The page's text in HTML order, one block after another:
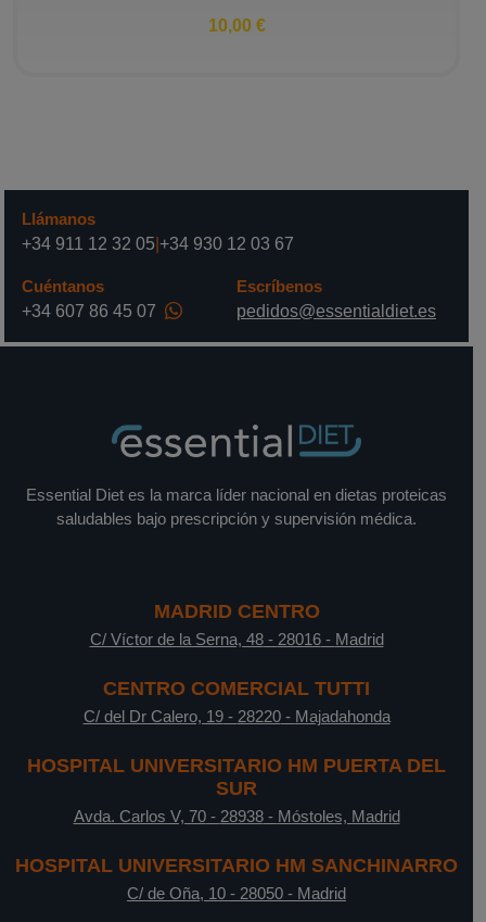
10,00 €
Llámanos
+34 911 12 32 05 +34 930 12 03 67
Cuéntanos
+34 607 86 45 07
Escríbenos
pedidos@essentialdiet.es
Essential Diet es la marca líder nacional en dietas proteicas
saludables bajo prescripción y supervisión médica.
MADRID CENTRO
C/ Víctor de la Serna, 48- 28016- Madrid
CENTRO COMERCIAL TUTTI
C/ del Dr Calero, 19- 28220- Majadahonda
HOSPITAL UNIVERSITARIO HM PUERTA DEL
SUR
Avda. Carlos V, 70- 28938- Móstoles, Madrid
HOSPITAL UNIVERSITARIO HM SANCHINARRO
C/ de Oña, 10 - 28050 - Madrid